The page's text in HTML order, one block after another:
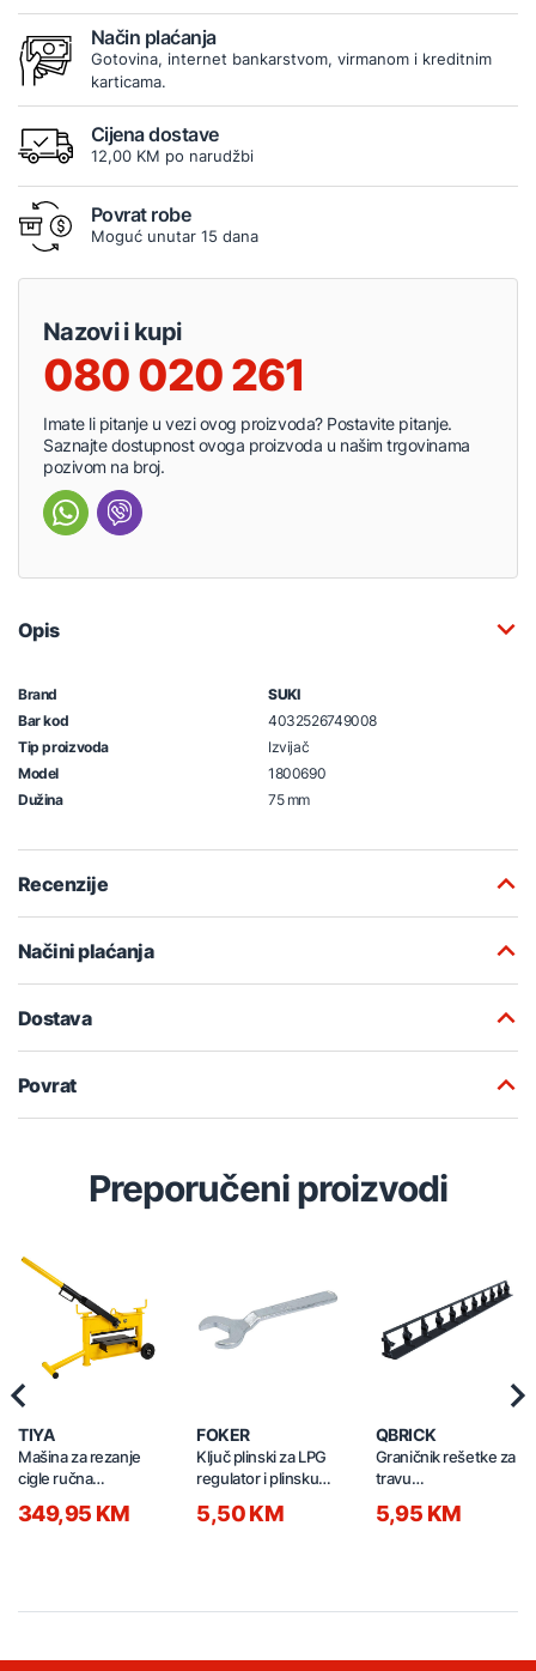
Način plaćanja
Gotovina, internet bankarstvom, virmanom i kreditnim
karticama.
Cijena dostave
12,00 KM po narudžbi
Povrat robe
Moguć unutar 15 dana
Nazovi i kupi
080 020 261
Imate li pitanje u vezi ovog proizvoda? Postavite pitanje.
Saznajte dostupnost ovoga proizvoda u našim trgovinama
pozivom na broj.
Opis
Brand
SUKI
Bar kod
4032526749008
Tip proizvoda
Izvijač
Model
1800690
Dužina
75 mm
Recenzije
Načini plaćanja
Dostava
Povrat
Preporučeni proizvodi
TIYA
Mašina za rezanje
cigle ručna
349,95 KM
FOKER
Ključ plinski za LPG
regulator i plinsku
5,50 KM
QBRICK
Graničnik rešetke za
travu
crni
5,95 KM